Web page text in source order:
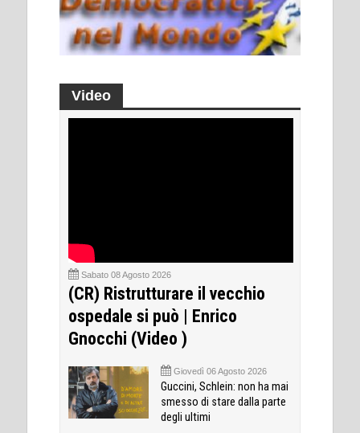
Video
Sabato 08 Agosto 2026
(CR) Ristrutturare il vecchio
ospedale si può | Enrico
Gnocchi (Video )
Giovedì 06 Agosto 2026
Guccini, Schlein: non ha mai
smesso di stare dalla parte
degli ultimi